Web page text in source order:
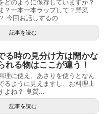
どのように保存していますか？
？一本一本ラップして？野菜
今回お話しするの...
記事を読む
る時の見分け方は開かな
れる物はここが違う！
理に使え、あさりを使うとなん
るように見えますし、お料理上
よね？ 良質...
記事を読む